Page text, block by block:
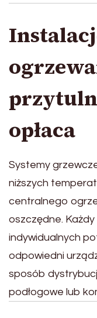
opłaca
Systemy
niższych
centralnego
oszczędne.
indywidualnych
odpowiedni
sposób
podłogowe lub